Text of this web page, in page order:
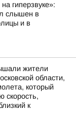
гиперзвуке»:
слышен в
и в
жители
области,
который
скорость,
к